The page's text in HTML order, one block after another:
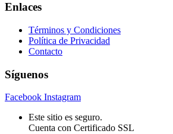
Enlaces
Términos y Condiciones
Política de Privacidad
Contacto
Síguenos
Facebook Instagram
Este sitio es seguro.
Cuenta con Certificado SSL